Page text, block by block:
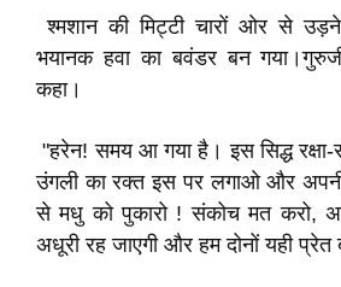
श्मशान की मिट्टी चारों ओर से
भयानक हवा का बवंडर बन
कहा।
"हरेन! समय आ गया है। इस सिद्ध
उंगली का रक्त इस पर लगाओ और
से मधु को पुकारो ! संकोच मत करो,
अधूरी रह जाएगी और हम दोनों यही